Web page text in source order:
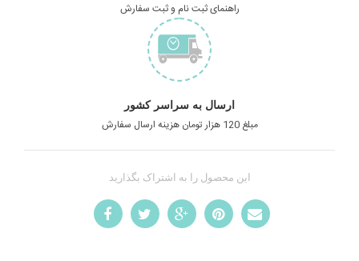
راهنمای ثبت نام و ثبت سفارش
ارسال به سراسر کشور
مبلغ 120 هزار تومان هزینه ارسال سفارش
این محصول را به اشتراک بگذارید